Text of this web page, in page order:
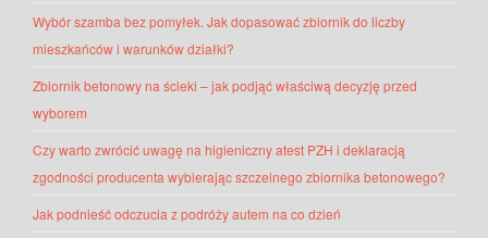
Wybór szamba bez pomyłek. Jak dopasować zbiornik do liczby
mieszkańców i warunków działki?
Zbiornik betonowy na ścieki – jak podjąć właściwą decyzję przed
wyborem
Czy warto zwrócić uwagę na higieniczny atest PZH i deklaracją
zgodności producenta wybierając szczelnego zbiornika betonowego?
Jak podnieść odczucia z podróży autem na co dzień